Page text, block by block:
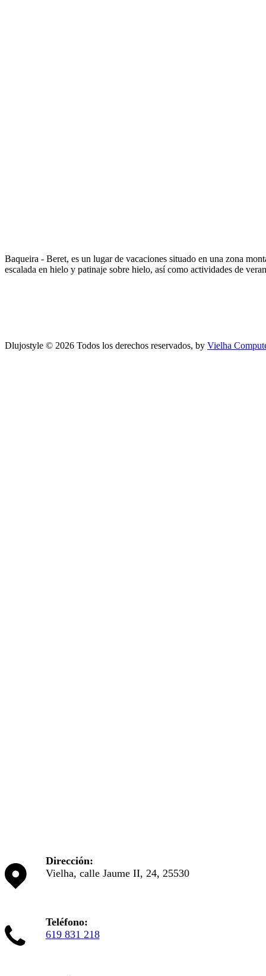
Baqueira - Beret, es un lugar de vacaciones situado en una zona
escalada en hielo y patinaje sobre hielo, así como actividades de
Dlujostyle © 2026 Todos los derechos reservados, by Vielha
Dirección:
Vielha, calle Jaume II, 24, 25530
Teléfono:
619 831 218